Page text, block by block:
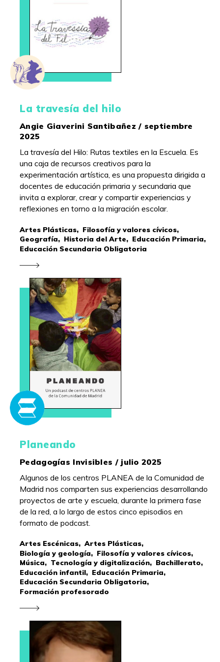
La travesía del hilo
Angie Giaverini Santibañez / septiembre
2025
La travesía del Hilo: Rutas textiles en la Escuela. Es
una caja de recursos creativos para la
experimentación artística, es una propuesta dirigida a
docentes de educación primaria y secundaria que
invita a explorar, crear y compartir experiencias y
reflexiones en torno a la migración escolar.
Artes Plásticas, Filosofía y valores cívicos,
Geografía, Historia del Arte, Educación Primaria,
Educación Secundaria Obligatoria
Planeando
Pedagogías Invisibles / julio 2025
Algunos de los centros PLANEA de la Comunidad de
Madrid nos comparten sus experiencias desarrollando
proyectos de arte y escuela, durante la primera fase
de la red, a lo largo de estos cinco episodios en
formato de podcast.
Artes Escénicas, Artes Plásticas,
Biología y geología, Filosofía y valores cívicos,
Música, Tecnología y digitalización, Bachillerato,
Educación infantil, Educación Primaria,
Educación Secundaria Obligatoria,
Formación profesorado